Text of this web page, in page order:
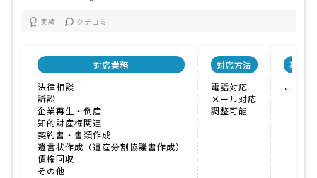
実績 クチコミ
対応業務
法律相談
訴訟
企業再生・倒産
知的財産権関連
契約書・書類作成
遺言状作成（遺産分割協議書作成）
債権回収
その他
対応方法
電話対応
メール対応
調整可能
事務
こまめ